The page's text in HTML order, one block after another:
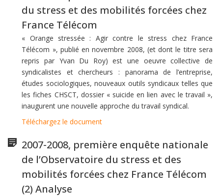
du stress et des mobilités forcées chez
France Télécom
« Orange stressée : Agir contre le stress chez France
Télécom », publié en novembre 2008, (et dont le titre sera
repris par Yvan Du Roy) est une oeuvre collective de
syndicalistes et chercheurs : panorama de l’entreprise,
études sociologiques, nouveaux outils syndicaux telles que
les fiches CHSCT, dossier « suicide en lien avec le travail »,
inaugurent une nouvelle approche du travail syndical.
Téléchargez le document
2007-2008, première enquête nationale
de l’Observatoire du stress et des
mobilités forcées chez France Télécom
(2) Analyse